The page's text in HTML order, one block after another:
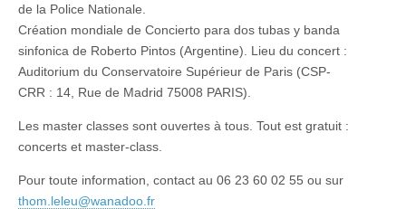
de la Police Nationale.
Création mondiale de Concierto para dos tubas y banda
sinfonica de Roberto Pintos (Argentine). Lieu du concert :
Auditorium du Conservatoire Supérieur de Paris (CSP-
CRR : 14, Rue de Madrid 75008 PARIS).
Les master classes sont ouvertes à tous. Tout est gratuit :
concerts et master-class.
Pour toute information, contact au 06 23 60 02 55 ou sur
thom.leleu@wanadoo.fr